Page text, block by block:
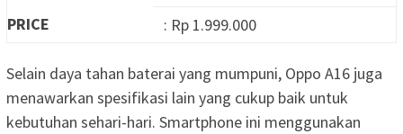
PRICE
: Rp 1.999.000
Selain daya tahan baterai yang mumpuni, Oppo A16 juga
menawarkan spesifikasi lain yang cukup baik untuk
kebutuhan sehari-hari. Smartphone ini menggunakan